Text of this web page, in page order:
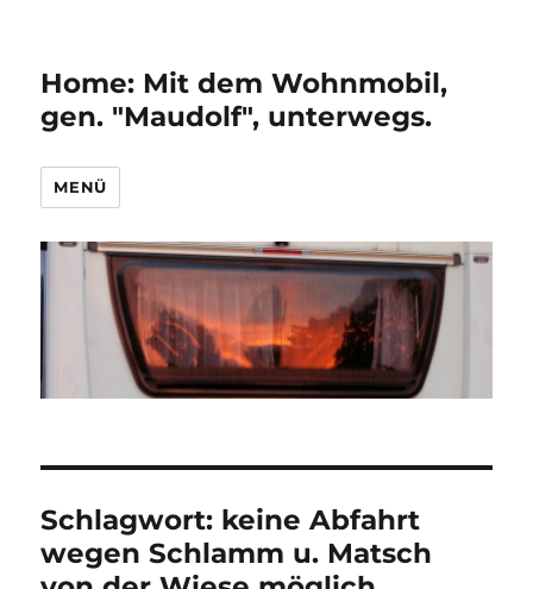
Home: Mit dem Wohnmobil,
gen. "Maudolf", unterwegs.
MENÜ
Schlagwort: keine Abfahrt
wegen Schlamm u. Matsch